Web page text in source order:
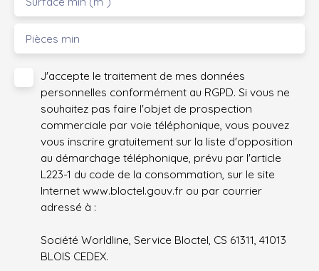
Pièces min
J'accepte le traitement de mes données
personnelles conformément au RGPD. Si vous ne
souhaitez pas faire l'objet de prospection
commerciale par voie téléphonique, vous pouvez
vous inscrire gratuitement sur la liste d'opposition
au démarchage téléphonique, prévu par l'article
L223-1 du code de la consommation, sur le site
Internet www.bloctel.gouv.fr ou par courrier
adressé à :
Société Worldline, Service Bloctel, CS 61311, 41013
BLOIS CEDEX.